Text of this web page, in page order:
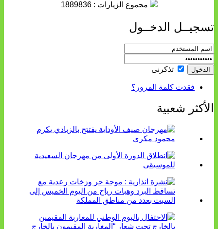
مجموع الزيارات : 1889836
تسجيــل الدخــول
تذكرنى
فقدت كلمة المرور؟
الأكثر شعبية